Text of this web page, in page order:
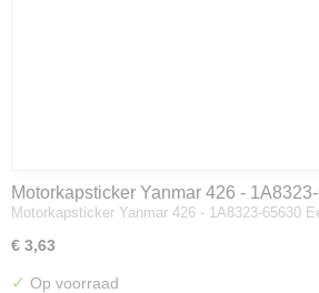
Motorkapsticker Yanmar 426 -
Motorkapsticker Yanmar 426 - 1A8323-65630
€ 3,63
✓ Op voorraad